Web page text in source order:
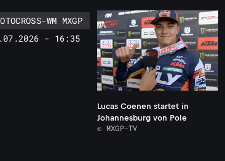
WM MXGP
- 16:35
Lucas Coenen startet in
Johannesburg von Pole
© MXGP-TV